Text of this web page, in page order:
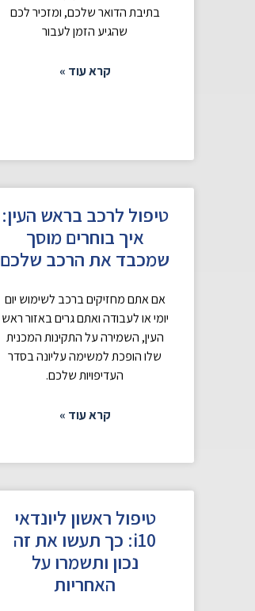
בתיבת הדואר שלכם, ומזכיר לכם
שהגיע הזמן לעבור
קרא עוד »
טיפול לרכב בראש העין:
איך בוחרים מוסך
שמכבד את הרכב שלכם
אם אתם מחזיקים ברכב לשימוש יום
יומי או לעבודה ואתם גרים באזור ראש
העין, השמירה על התקינות המכנית
שלו הופכת למשימה עליונה בסדר
העדיפויות שלכם.
קרא עוד »
טיפול ראשון ליונדאי
i10: כך תעשו את זה
נכון ותשמרו על
האחריות